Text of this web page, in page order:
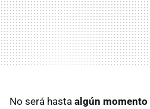
No será hasta algún